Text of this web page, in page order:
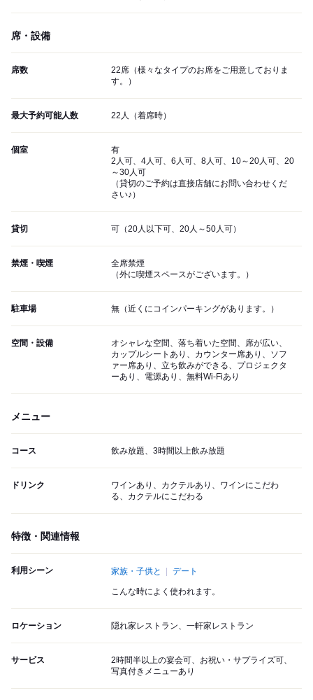
席・設備
席数
22席（様々なタイプのお席をご用意しておりま
す。）
最大予約可能人数 22人（着席時）
個室
有
2人可、4人可、6人可、8人可、10～20人可、20
～30人可
（貸切のご予約は直接店舗にお問い合わせくだ
さい♪）
貸切 可（20人以下可、20人～50人可）
禁煙・喫煙
全席禁煙
（外に喫煙スペースがございます。）
駐車場 無（近くにコインパーキングがあります。）
空間・設備
オシャレな空間、落ち着いた空間、席が広い、
カップルシートあり、カウンター席あり、ソフ
ァー席あり、立ち飲みができる、プロジェクタ
ーあり、電源あり、無料Wi-Fiあり
メニュー
コース 飲み放題、3時間以上飲み放題
ドリンク
ワインあり、カクテルあり、ワインにこだわ
る、カクテルにこだわる
特徴・関連情報
利用シーン 家族・子供と デート
こんな時によく使われます。
ロケーション 隠れ家レストラン、一軒家レストラン
サービス
2時間半以上の宴会可、お祝い・サプライズ可、
写真付きメニューあり